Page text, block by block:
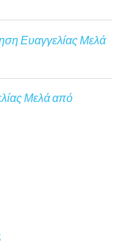
Ευαγγελίας Μελά
Μελά από